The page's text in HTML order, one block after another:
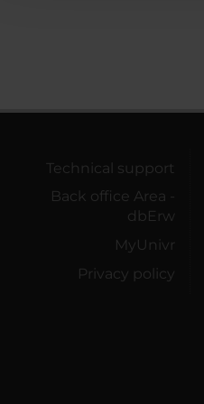
Technical support
Back office Area -
dbErw
MyUnivr
Privacy policy